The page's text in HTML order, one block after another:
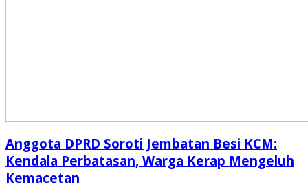
Anggota DPRD Soroti Jembatan Besi KCM:
Kendala Perbatasan, Warga Kerap Mengeluh
Kemacetan